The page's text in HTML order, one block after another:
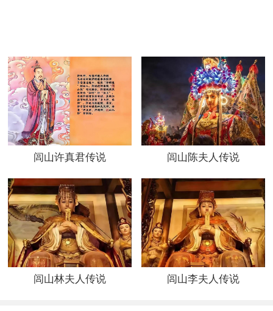
闾山许真君传说 闾山陈夫人传说
闾山林夫人传说 闾山李夫人传说